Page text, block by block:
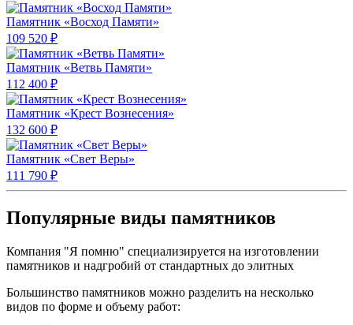
Памятник «Восход Памяти»
109 520 ₽
Памятник «Ветвь Памяти»
112 400 ₽
Памятник «Крест Вознесения»
132 600 ₽
Памятник «Свет Веры»
111 790 ₽
Популярные виды памятников
Компания "Я помню" специализируется на изготовлении
памятников и надгробий от стандартных до элитных
Большинство памятников можно разделить на несколько
видов по форме и объему работ: